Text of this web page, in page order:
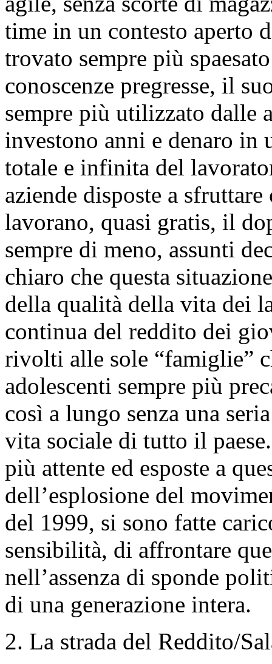
time in un contesto aperto
trovato sempre più
conoscenze pregresse, il
sempre più utilizzato dalle
investono anni e denaro in
totale e infinita del
aziende disposte a
lavorano, quasi gratis, il
sempre di meno, assunti
chiaro che questa
della qualità della vita dei
continua del reddito dei
rivolti alle sole “famiglie”
adolescenti sempre più
così a lungo senza una
vita sociale di tutto il
più attente ed esposte a
dell’esplosione del
del 1999, si sono fatte
sensibilità, di affrontare
nell’assenza di sponde
di una generazione intera.
2. La strada del Reddito/